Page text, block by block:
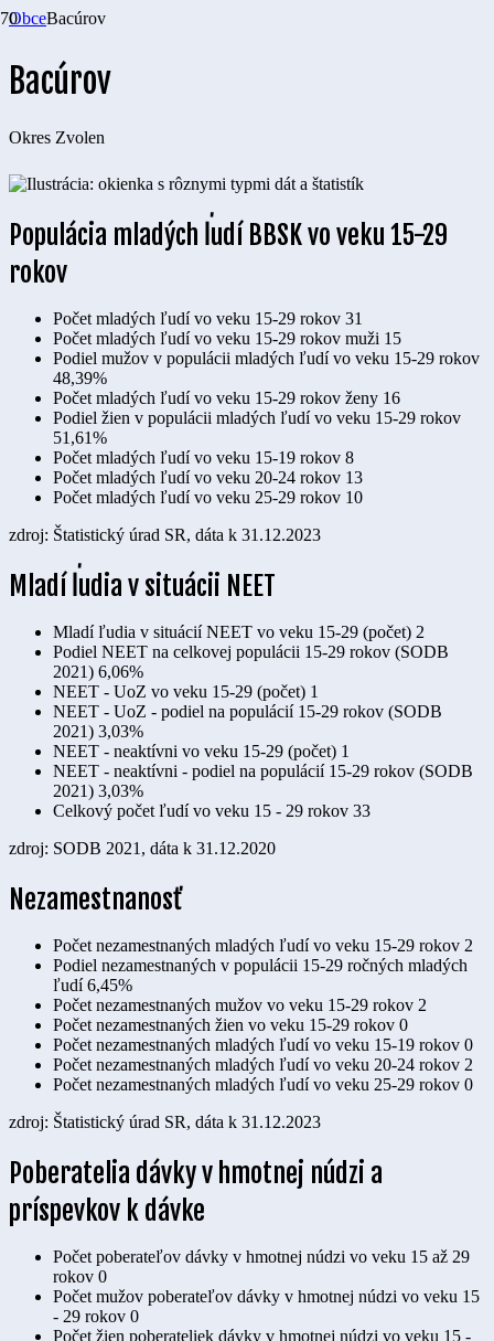
ObceBacúrov
Bacúrov
Okres Zvolen
Populácia mladých ľudí BBSK vo veku 15-29
rokov
Počet mladých ľudí vo veku 15-29 rokov 31
Počet mladých ľudí vo veku 15-29 rokov muži 15
Podiel mužov v populácii mladých ľudí vo veku 15-29 rokov
48,39%
Počet mladých ľudí vo veku 15-29 rokov ženy 16
Podiel žien v populácii mladých ľudí vo veku 15-29 rokov
51,61%
Počet mladých ľudí vo veku 15-19 rokov 8
Počet mladých ľudí vo veku 20-24 rokov 13
Počet mladých ľudí vo veku 25-29 rokov 10
zdroj: Štatistický úrad SR, dáta k 31.12.2023
Mladí ľudia v situácii NEET
Mladí ľudia v situácií NEET vo veku 15-29 (počet) 2
Podiel NEET na celkovej populácii 15-29 rokov (SODB
2021) 6,06%
NEET - UoZ vo veku 15-29 (počet) 1
NEET - UoZ - podiel na populácií 15-29 rokov (SODB
2021) 3,03%
NEET - neaktívni vo veku 15-29 (počet) 1
NEET - neaktívni - podiel na populácií 15-29 rokov (SODB
2021) 3,03%
Celkový počet ľudí vo veku 15 - 29 rokov 33
zdroj: SODB 2021, dáta k 31.12.2020
Nezamestnanosť
Počet nezamestnaných mladých ľudí vo veku 15-29 rokov 2
Podiel nezamestnaných v populácii 15-29 ročných mladých
ľudí 6,45%
Počet nezamestnaných mužov vo veku 15-29 rokov 2
Počet nezamestnaných žien vo veku 15-29 rokov 0
Počet nezamestnaných mladých ľudí vo veku 15-19 rokov 0
Počet nezamestnaných mladých ľudí vo veku 20-24 rokov 2
Počet nezamestnaných mladých ľudí vo veku 25-29 rokov 0
zdroj: Štatistický úrad SR, dáta k 31.12.2023
Poberatelia dávky v hmotnej núdzi a
príspevkov k dávke
Počet poberateľov dávky v hmotnej núdzi vo veku 15 až 29
rokov 0
Počet mužov poberateľov dávky v hmotnej núdzi vo veku 15
- 29 rokov 0
Počet žien poberateliek dávky v hmotnej núdzi vo veku 15 -